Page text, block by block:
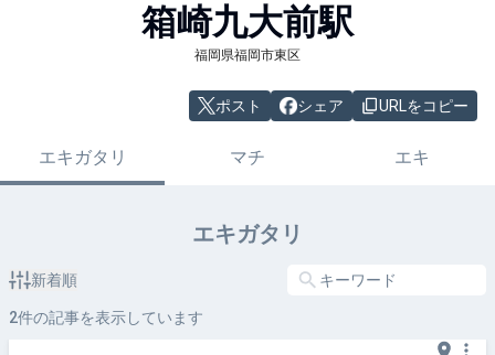
箱崎九大前駅
福岡県福岡市東区
ポスト シェア URLをコピー
エキガタリ マチ エキ
エキガタリ
新着順
2件の記事を表示しています